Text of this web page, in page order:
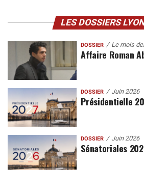
LES DOSSIERS
DOSSIER Le mois
Affaire Roman
DOSSIER Juin 2026
Présidentielle
DOSSIER Juin 2026
Sénatoriales